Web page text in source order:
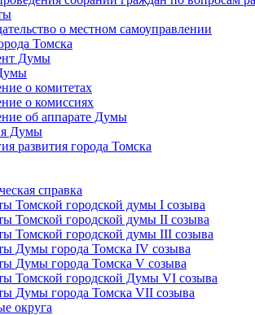
о местном самоуправлении
Томска
Думы
о комитетах
о комиссиях
об аппарате Думы
Думы
развития города Томска
справка
Томской городской думы I созыва
Томской городской думы II созыва
Томской городской думы III созыва
Думы города Томска IV созыва
Думы города Томска V созыва
Томской городской Думы VI созыва
Думы города Томска VII созыва
округа